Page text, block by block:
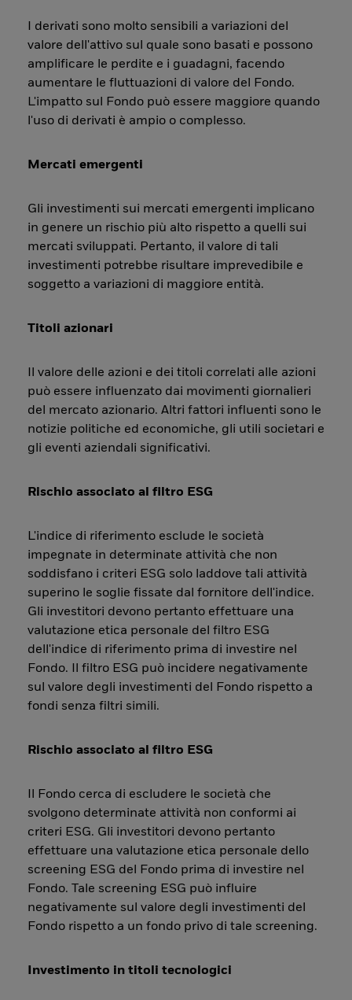
I derivati sono molto sensibili a variazioni del
valore dell'attivo sul quale sono basati e possono
amplificare le perdite e i guadagni, facendo
aumentare le fluttuazioni di valore del Fondo.
L'impatto sul Fondo può essere maggiore quando
l'uso di derivati è ampio o complesso.
Mercati emergenti
Gli investimenti sui mercati emergenti implicano
in genere un rischio più alto rispetto a quelli sui
mercati sviluppati. Pertanto, il valore di tali
investimenti potrebbe risultare imprevedibile e
soggetto a variazioni di maggiore entità.
Titoli azionari
Il valore delle azioni e dei titoli correlati alle azioni
può essere influenzato dai movimenti giornalieri
del mercato azionario. Altri fattori influenti sono le
notizie politiche ed economiche, gli utili societari e
gli eventi aziendali significativi.
Rischio associato al filtro ESG
L'indice di riferimento esclude le società
impegnate in determinate attività che non
soddisfano i criteri ESG solo laddove tali attività
superino le soglie fissate dal fornitore dell'indice.
Gli investitori devono pertanto effettuare una
valutazione etica personale del filtro ESG
dell'indice di riferimento prima di investire nel
Fondo. Il filtro ESG può incidere negativamente
sul valore degli investimenti del Fondo rispetto a
fondi senza filtri simili.
Rischio associato al filtro ESG
Il Fondo cerca di escludere le società che
svolgono determinate attività non conformi ai
criteri ESG. Gli investitori devono pertanto
effettuare una valutazione etica personale dello
screening ESG del Fondo prima di investire nel
Fondo. Tale screening ESG può influire
negativamente sul valore degli investimenti del
Fondo rispetto a un fondo privo di tale screening.
Investimento in titoli tecnologici